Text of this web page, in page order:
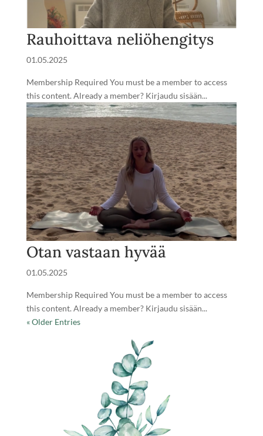
Rauhoittava neliöhengitys
01.05.2025
Membership Required You must be a member to access
this content. Already a member? Kirjaudu sisään...
Otan vastaan hyvää
01.05.2025
Membership Required You must be a member to access
this content. Already a member? Kirjaudu sisään...
« Older Entries